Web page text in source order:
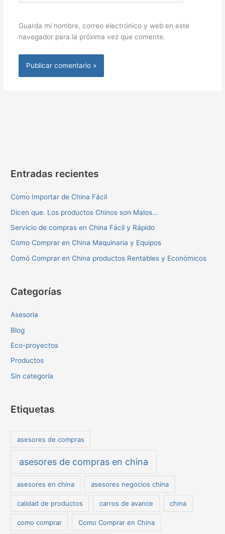
Guarda mi nombre, correo electrónico y web en este
navegador para la próxima vez que comente.
Entradas recientes
Como Importar de China Fácil
Dicen que. Los productos Chinos son Malos…
Servicio de compras en China Fácil y Rápido
Como Comprar en China Maquinaria y Equipos
Comó Comprar en China productos Rentables y Económicos
Categorías
Asesoria
Blog
Eco-proyectos
Productos
Sin categoría
Etiquetas
asesores de compras
asesores de compras en china
asesores en china asesores negocios china
calidad de productos carros de avance china
como comprar Como Comprar en China